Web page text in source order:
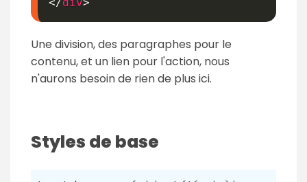
</div>
Une division, des paragraphes pour le
contenu, et un lien pour l'action, nous
n'aurons besoin de rien de plus ici.
Styles de base